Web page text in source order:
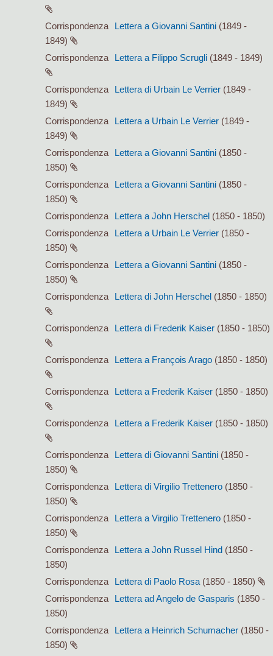
Corrispondenza Lettera a Giovanni Santini (1849 -
1849)
Corrispondenza
Lettera a Filippo Scrugli (1849 - 1849)
Corrispondenza Lettera di Urbain Le Verrier (1849 -
1849)
Corrispondenza
Lettera a Urbain Le Verrier (1849 -
1849)
Corrispondenza
Lettera a Giovanni Santini (1850 -
1850)
Corrispondenza
Lettera a Giovanni Santini (1850 -
1850)
Corrispondenza
Lettera a John Herschel (1850 - 1850)
Corrispondenza
Lettera a Urbain Le Verrier (1850 -
1850)
Corrispondenza
Lettera a Giovanni Santini (1850 -
1850)
Corrispondenza
Lettera di John Herschel (1850 - 1850)
Corrispondenza Lettera di Frederik Kaiser (1850 - 1850)
Corrispondenza Lettera a François Arago (1850 - 1850)
Corrispondenza Lettera a Frederik Kaiser (1850 - 1850)
Corrispondenza Lettera a Frederik Kaiser (1850 - 1850)
Corrispondenza Lettera di Giovanni Santini (1850 -
1850)
Corrispondenza
Lettera di Virgilio Trettenero (1850 -
1850)
Corrispondenza
Lettera a Virgilio Trettenero (1850 -
1850)
Corrispondenza
Lettera a John Russel Hind (1850 -
1850)
Corrispondenza
Lettera di Paolo Rosa (1850 - 1850)
Corrispondenza
Lettera ad Angelo de Gasparis (1850 -
1850)
Corrispondenza
Lettera a Heinrich Schumacher (1850 -
1850)